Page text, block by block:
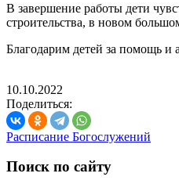
В завершение работы дети
строительства, в новом
Благодарим детей за помощь и
10.10.2022
Поделиться:
Расписание Богослужений
Поиск по сайту